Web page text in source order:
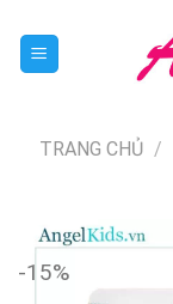
content
TRANG CHỦ /
-15%